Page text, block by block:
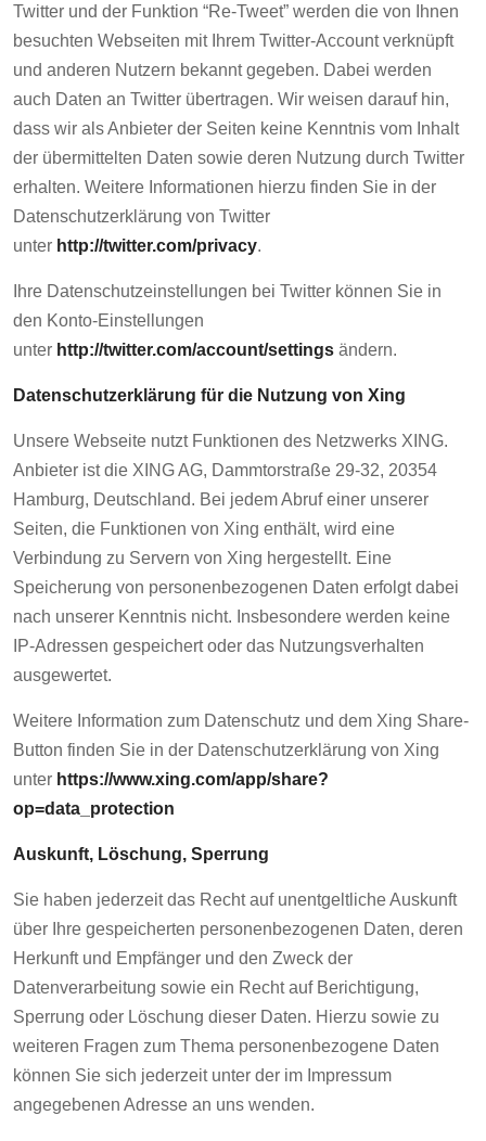
Twitter und der Funktion “Re-Tweet” werden die von Ihnen
besuchten Webseiten mit Ihrem Twitter-Account verknüpft
und anderen Nutzern bekannt gegeben. Dabei werden
auch Daten an Twitter übertragen. Wir weisen darauf hin,
dass wir als Anbieter der Seiten keine Kenntnis vom Inhalt
der übermittelten Daten sowie deren Nutzung durch Twitter
erhalten. Weitere Informationen hierzu finden Sie in der
Datenschutzerklärung von Twitter
unter http://twitter.com/privacy.
Ihre Datenschutzeinstellungen bei Twitter können Sie in
den Konto-Einstellungen
unter http://twitter.com/account/settings ändern.
Datenschutzerklärung für die Nutzung von Xing
Unsere Webseite nutzt Funktionen des Netzwerks XING.
Anbieter ist die XING AG, Dammtorstraße 29-32, 20354
Hamburg, Deutschland. Bei jedem Abruf einer unserer
Seiten, die Funktionen von Xing enthält, wird eine
Verbindung zu Servern von Xing hergestellt. Eine
Speicherung von personenbezogenen Daten erfolgt dabei
nach unserer Kenntnis nicht. Insbesondere werden keine
IP-Adressen gespeichert oder das Nutzungsverhalten
ausgewertet.
Weitere Information zum Datenschutz und dem Xing Share-
Button finden Sie in der Datenschutzerklärung von Xing
unter https://www.xing.com/app/share?
op=data_protection
Auskunft, Löschung, Sperrung
Sie haben jederzeit das Recht auf unentgeltliche Auskunft
über Ihre gespeicherten personenbezogenen Daten, deren
Herkunft und Empfänger und den Zweck der
Datenverarbeitung sowie ein Recht auf Berichtigung,
Sperrung oder Löschung dieser Daten. Hierzu sowie zu
weiteren Fragen zum Thema personenbezogene Daten
können Sie sich jederzeit unter der im Impressum
angegebenen Adresse an uns wenden.